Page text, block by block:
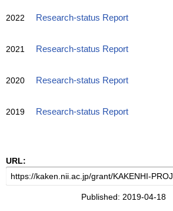
2022 Research-status Report
2021 Research-status Report
2020 Research-status Report
2019 Research-status Report
URL:
Published: 2019-04-18